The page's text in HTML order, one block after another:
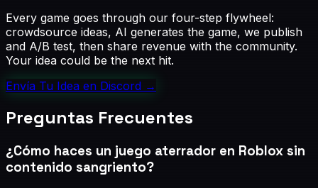
Every game goes through our four-step flywheel:
crowdsource ideas, AI generates the game, we publish
and A/B test, then share revenue with the community.
Your idea could be the next hit.
Envía Tu Idea en Discord →
Preguntas Frecuentes
¿Cómo haces un juego aterrador en Roblox sin
contenido sangriento?